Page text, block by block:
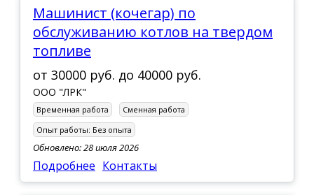
Машинист (кочегар) по
обслуживанию котлов на твердом
топливе
от 30000 руб. до 40000 руб.
ООО "ЛРК"
Временная работа
Сменная работа
Опыт работы: Без опыта
Обновлено: 28 июля 2026
Подробнее Контакты